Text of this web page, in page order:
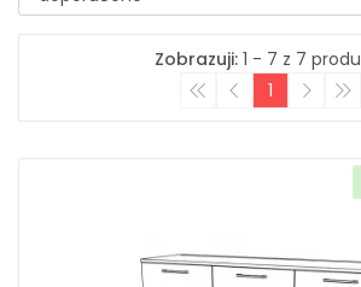
Zobrazuji: 1 - 7 z 7
1